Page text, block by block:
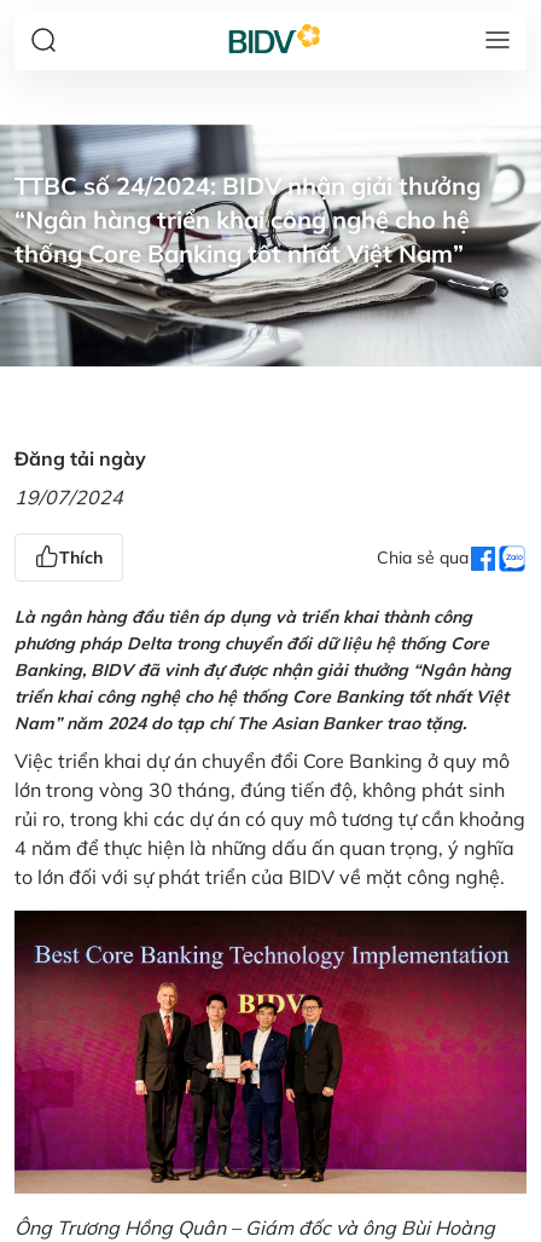
TTBC số 24/2024: BIDV nhận giải thưởng
“Ngân hàng triển khai công nghệ cho hệ
thống Core Banking tốt nhất Việt Nam”
Đăng tải ngày
19/07/2024
Thích Chia sẻ qua
Là ngân hàng đầu tiên áp dụng và triển khai thành công
phương pháp Delta trong chuyển đổi dữ liệu hệ thống Core
Banking, BIDV đã vinh đự được nhận giải thưởng “Ngân hàng
triển khai công nghệ cho hệ thống Core Banking tốt nhất Việt
Nam” năm 2024 do tạp chí The Asian Banker trao tặng.
Việc triển khai dự án chuyển đổi Core Banking ở quy mô
lớn trong vòng 30 tháng, đúng tiến độ, không phát sinh
rủi ro, trong khi các dự án có quy mô tương tự cần khoảng
4 năm để thực hiện là những dấu ấn quan trọng, ý nghĩa
to lớn đối với sự phát triển của BIDV về mặt công nghệ.
Ông Trương Hồng Quân – Giám đốc và ông Bùi Hoàng